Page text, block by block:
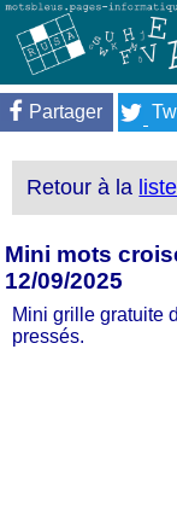
Partager
Retour à la
Mini mots
12/09/2025
Mini grille gratuite
pressés.